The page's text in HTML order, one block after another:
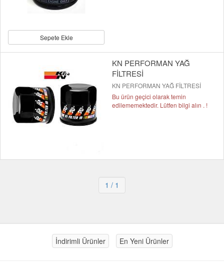
Sepete Ekle
KN PERFORMAN YAĞ
FİLTRESİ
KN PERFORMAN YAĞ FİLTRESİ
Bu ürün geçici olarak temin
edilememektedir. Lütfen bilgi alın . !
1 / 1
İndirimli Ürünler En Yeni Ürünler